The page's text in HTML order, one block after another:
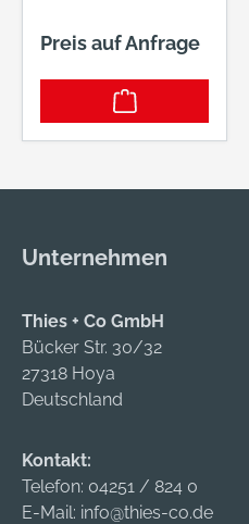
Preis auf Anfrage
Unternehmen
Thies + Co GmbH
Bücker Str. 30/32
27318 Hoya
Deutschland
Kontakt:
Telefon: 04251 / 824 0
E-Mail: info@thies-co.de